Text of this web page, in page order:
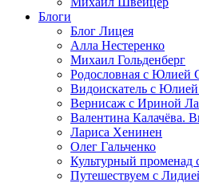
Блоги
Блог Лицея
Алла Нестеренко
Михаил Гольденберг
Родословная с Юлией
Видоискатель с
Вернисаж с Ириной
Валентина Калачёва.
Лариса Хенинен
Олег Гальченко
Культурный променад
Путешествуем с